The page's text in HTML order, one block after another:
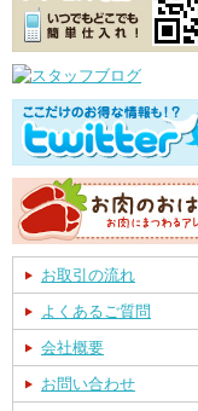
お取引の流れ
よくあるご質問
会社概要
お問い合わせ